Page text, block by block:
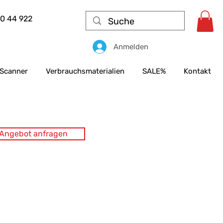
44 922
Anmelden
Scanner Verbrauchsmaterialien SALE% Kontakt
anfragen